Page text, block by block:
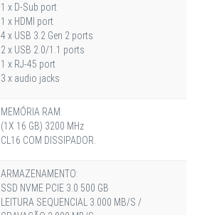
1 x D-Sub port
1 x HDMI port
4 x USB 3.2 Gen 2 ports
2 x USB 2.0/1.1 ports
1 x RJ-45 port
3 x audio jacks
MEMÓRIA RAM:
(1X 16 GB) 3200 MHz
CL16 COM DISSIPADOR.
ARMAZENAMENTO:
SSD NVME PCIE 3.0 500 GB
LEITURA SEQUENCIAL 3.000 MB/S /